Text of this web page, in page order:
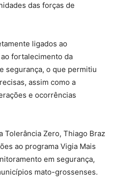
das forças de
ligados ao
fortalecimento da
segurança, o que permitiu
assim como a
e ocorrências
Tolerância Zero, Thiago Braz
ao programa Vigia Mais
em segurança,
mato-grossenses.